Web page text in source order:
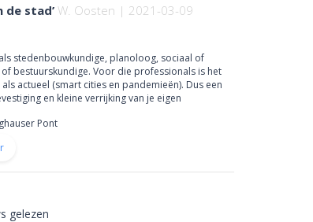
Pont
de stad’W. Oosten | 2021-03-09
stedenbouwkundige, planoloog, sociaal of
bestuurskundige. Voor die professionals is het
actueel (smart cities en pandemieën). Dus een
en kleine verrijking van je eigen
gelezen